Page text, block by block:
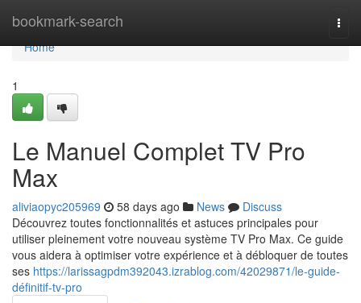
bookmark-search
Home
Home
1
Le Manuel Complet TV Pro
Max
aliviaopyc205969 58 days ago News
Discuss
Découvrez toutes fonctionnalités et astuces principales pour
utiliser pleinement votre nouveau système TV Pro Max. Ce guide
vous aidera à optimiser votre expérience et à débloquer de toutes
ses https://larissagpdm392043.izrablog.com/42029871/le-guide-
définitif-tv-pro